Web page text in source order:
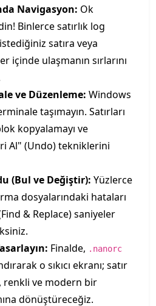
Navigasyon: Ok
Binlerce satırlık log
satıra veya
içinde ulaşmanın sırlarını
ve Düzenleme: Windows
taşımayın. Satırları
kopyalamayı ve
Al" (Undo) tekniklerini
(Bul ve Değiştir): Yüzlerce
dosyalarındaki hataları
& Replace) saniyeler
Finalde, .nanorc
o sıkıcı ekranı; satır
renkli ve modern bir
dönüştüreceğiz.